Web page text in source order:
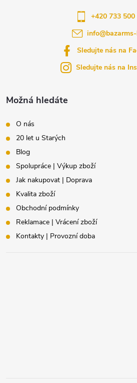
Možná hledáte
O nás
20 let u Starých
Blog
Spolupráce | Výkup zboží
Jak nakupovat | Doprava
Kvalita zboží
Obchodní podmínky
Reklamace | Vrácení zboží
Kontakty | Provozní doba
info@
+420 733 500
Sledujte nás na
Sledujte nás na